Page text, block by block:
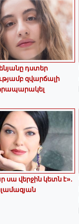
դստեր
զվարճալի
սա վերջին կետն է»․